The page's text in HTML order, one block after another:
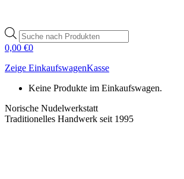
Products
search
0,00 €0
Zeige EinkaufswagenKasse
Keine Produkte im Einkaufswagen.
Norische Nudelwerkstatt
Traditionelles Handwerk seit 1995